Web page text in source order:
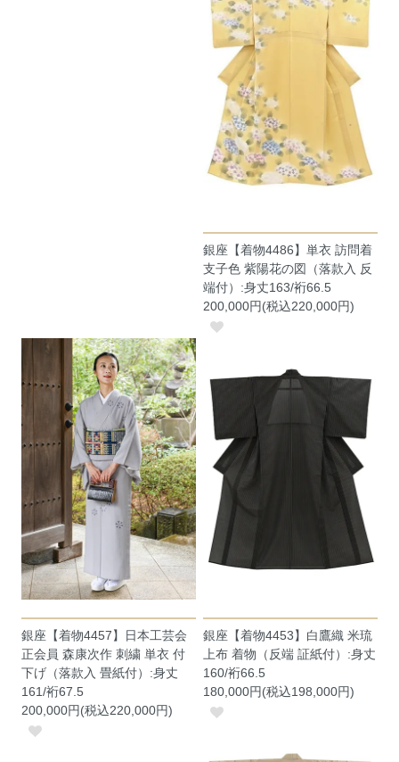
銀座【着物4486】単衣 訪問着
支子色 紫陽花の図（落款入 反
端付）:身丈163/裄66.5
200,000円(税込220,000円)
銀座【着物4457】日本工芸会
正会員 森康次作 刺繍 単衣 付
下げ（落款入 畳紙付）:身丈
161/裄67.5
200,000円(税込220,000円)
銀座【着物4453】白鷹織 米琉
上布 着物（反端 証紙付）:身丈
160/裄66.5
180,000円(税込198,000円)